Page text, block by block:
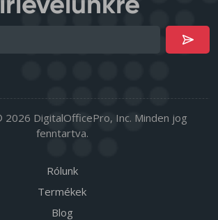
2026 DigitalOfficePro, Inc. Minden jog
fenntartva.
Rólunk
Termékek
Blog